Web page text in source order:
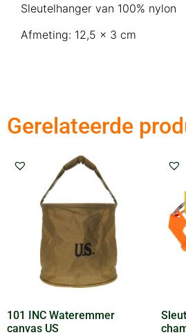
Sleutelhanger van 100% nylon
Afmeting: 12,5 x 3 cm
Gerelateerde
101 INC Wateremmer
canvas US